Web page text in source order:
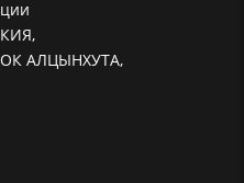
АЛЦЫНХУТА,